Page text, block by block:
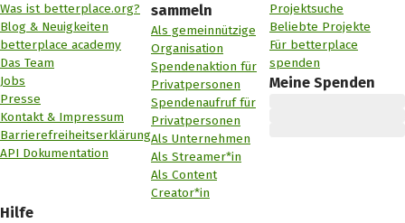
Was ist betterplace.org?
Blog & Neuigkeiten
betterplace academy
Das Team
Jobs
Presse
Kontakt & Impressum
Barrierefreiheitserklärung
API Dokumentation
sammeln
Als gemeinnützige
Organisation
Spendenaktion für
Privatpersonen
Spendenaufruf für
Privatpersonen
Als Unternehmen
Als Streamer*in
Als Content
Creator*in
Projektsuche
Beliebte Projekte
Für betterplace
spenden
Meine Spenden
Hilfe